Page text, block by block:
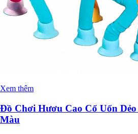
Xem thêm
Đồ Chơi Hươu Cao Cổ Uốn
Màu